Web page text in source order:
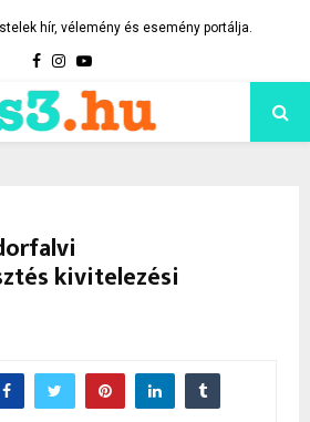
hír, vélemény és esemény portálja.
Facebook
Instagram
Youtube
kivitelezési